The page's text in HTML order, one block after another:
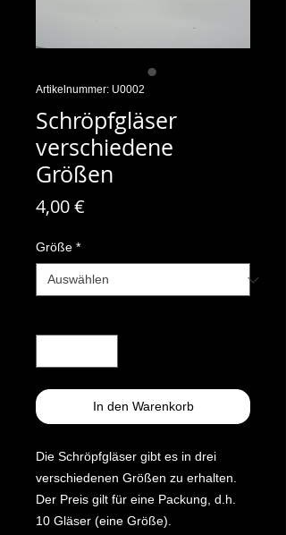
Artikelnummer: U0002
Schröpfgläser
verschiedene
Größen
4,00 €
Größe *
In den Warenkorb
Die Schröpfgläser gibt es in drei
verschiedenen Größen zu erhalten.
Der Preis gilt für eine Packung, d.h.
10 Gläser (eine Größe).